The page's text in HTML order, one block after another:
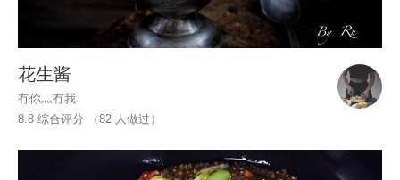
花生酱
冇伱灬冇我
8.8 综合评分 （82 人做过）